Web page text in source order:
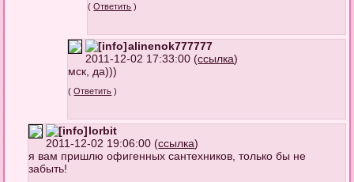
(Ответить )
alinenok777777
2011-12-02 17:33:00 (ссылка)
мск, да)))
(Ответить )
lorbit
2011-12-02 19:06:00 (ссылка)
я вам пришлю офигенных сантехников, только бы не
забыть!